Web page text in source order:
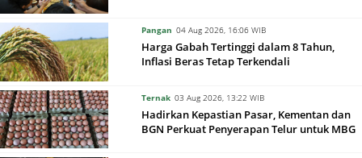
Pangan 04 Aug 2026, 16:06 WIB
Harga Gabah Tertinggi dalam 8 Tahun,
Inflasi Beras Tetap Terkendali
Ternak 03 Aug 2026, 13:22 WIB
Hadirkan Kepastian Pasar, Kementan dan
BGN Perkuat Penyerapan Telur untuk MBG